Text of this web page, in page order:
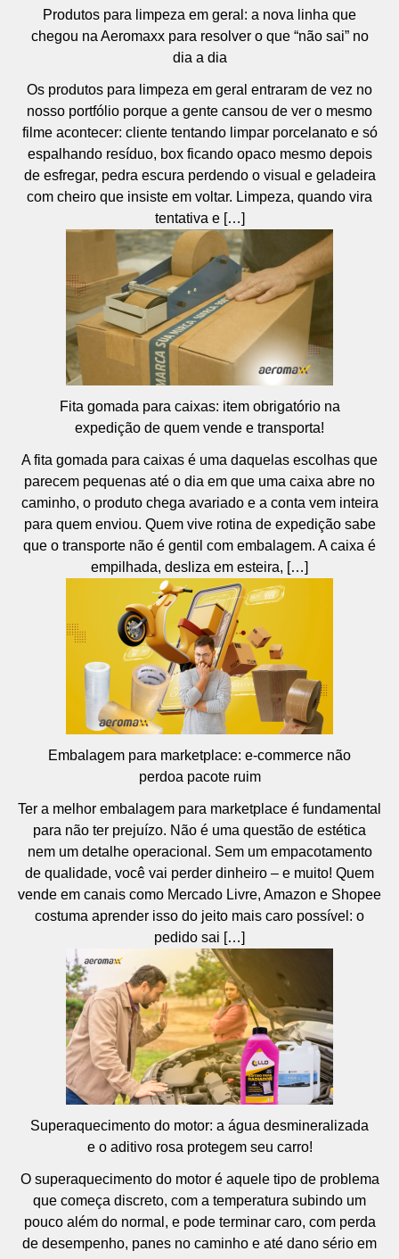
Produtos para limpeza em geral: a nova linha que
chegou na Aeromaxx para resolver o que “não sai” no
dia a dia
Os produtos para limpeza em geral entraram de vez no
nosso portfólio porque a gente cansou de ver o mesmo
filme acontecer: cliente tentando limpar porcelanato e só
espalhando resíduo, box ficando opaco mesmo depois
de esfregar, pedra escura perdendo o visual e geladeira
com cheiro que insiste em voltar. Limpeza, quando vira
tentativa e […]
Fita gomada para caixas: item obrigatório na
expedição de quem vende e transporta!
A fita gomada para caixas é uma daquelas escolhas que
parecem pequenas até o dia em que uma caixa abre no
caminho, o produto chega avariado e a conta vem inteira
para quem enviou. Quem vive rotina de expedição sabe
que o transporte não é gentil com embalagem. A caixa é
empilhada, desliza em esteira, […]
Embalagem para marketplace: e-commerce não
perdoa pacote ruim
Ter a melhor embalagem para marketplace é fundamental
para não ter prejuízo. Não é uma questão de estética
nem um detalhe operacional. Sem um empacotamento
de qualidade, você vai perder dinheiro – e muito! Quem
vende em canais como Mercado Livre, Amazon e Shopee
costuma aprender isso do jeito mais caro possível: o
pedido sai […]
Superaquecimento do motor: a água desmineralizada
e o aditivo rosa protegem seu carro!
O superaquecimento do motor é aquele tipo de problema
que começa discreto, com a temperatura subindo um
pouco além do normal, e pode terminar caro, com perda
de desempenho, panes no caminho e até dano sério em